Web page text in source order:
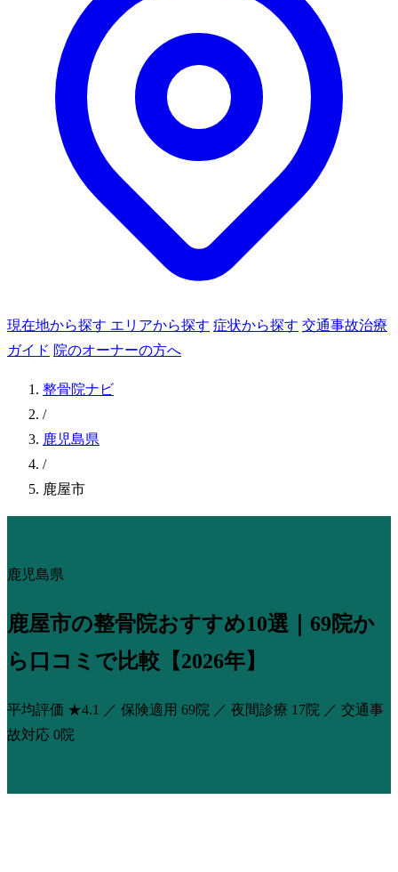
現在地から探す エリアから探す 症状から探す 交通事故治療
ガイド 院のオーナーの方へ
整骨院ナビ
/
鹿児島県
/
鹿屋市
鹿児島県
鹿屋市の整骨院おすすめ10選｜69院か
ら口コミで比較【2026年】
平均評価 ★4.1 ／ 保険適用 69院 ／ 夜間診療 17院 ／ 交通事
故対応 0院